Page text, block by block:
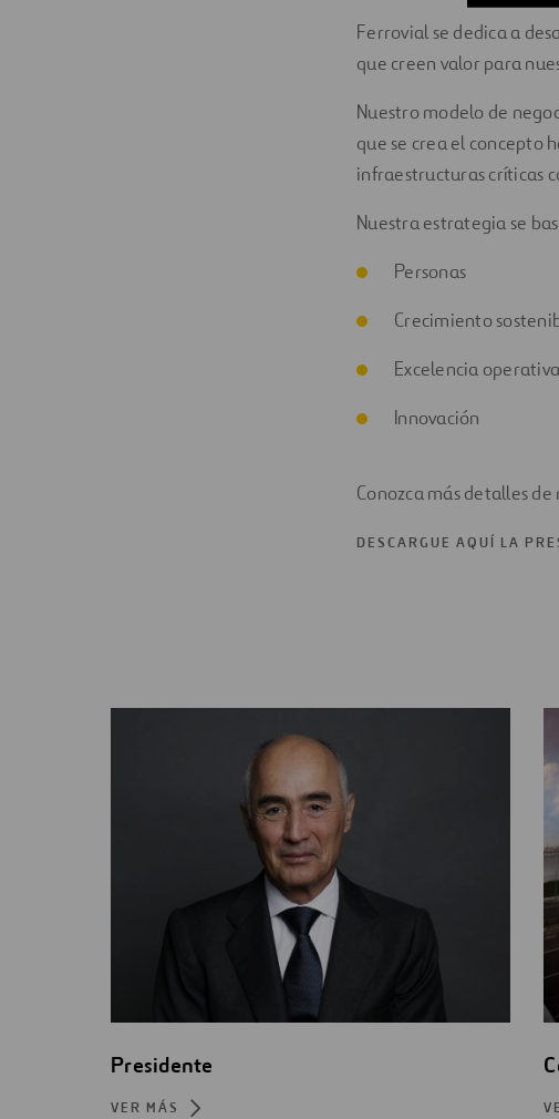
Ferrovial se dedica a
que creen valor para
Nuestro modelo de
que se crea el concepto
infraestructuras críticas
Nuestra estrategia se
Personas
Crecimiento
Excelencia operativa
Innovación
Conozca más detalles
DESCARGUE AQUÍ LA
Presidente
VER MÁS